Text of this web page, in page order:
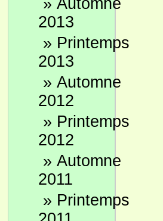
» Automne
2013
» Printemps
2013
» Automne
2012
» Printemps
2012
» Automne
2011
» Printemps